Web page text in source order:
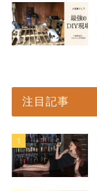
注目記事
1